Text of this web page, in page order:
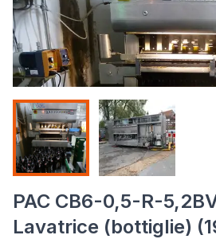
PAC CB6-0,5-R-
Lavatrice (bottiglie)